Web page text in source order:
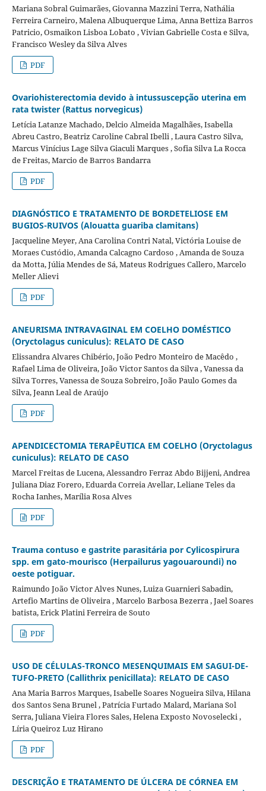
Mariana Sobral Guimarães, Giovanna Mazzini Terra, Nathália
Ferreira Carneiro, Malena Albuquerque Lima, Anna Bettiza Barros
Patricio, Osmaikon Lisboa Lobato , Vivian Gabrielle Costa e Silva,
Francisco Wesley da Silva Alves
PDF
Ovariohisterectomia devido à intussuscepção uterina em
rata twister (Rattus norvegicus)
Letícia Latanze Machado, Delcio Almeida Magalhães, Isabella
Abreu Castro, Beatriz Caroline Cabral Ibelli , Laura Castro Silva,
Marcus Vinícius Lage Silva Giaculi Marques , Sofia Silva La Rocca
de Freitas, Marcio de Barros Bandarra
PDF
DIAGNÓSTICO E TRATAMENTO DE BORDETELIOSE EM
BUGIOS-RUIVOS (Alouatta guariba clamitans)
Jacqueline Meyer, Ana Carolina Contri Natal, Victória Louise de
Moraes Custódio, Amanda Calcagno Cardoso , Amanda de Souza
da Motta, Júlia Mendes de Sá, Mateus Rodrigues Callero, Marcelo
Meller Alievi
PDF
ANEURISMA INTRAVAGINAL EM COELHO DOMÉSTICO
(Oryctolagus cuniculus): RELATO DE CASO
Elissandra Alvares Chibério, João Pedro Monteiro de Macêdo ,
Rafael Lima de Oliveira, João Victor Santos da Silva , Vanessa da
Silva Torres, Vanessa de Souza Sobreiro, João Paulo Gomes da
Silva, Jeann Leal de Araújo
PDF
APENDICECTOMIA TERAPÊUTICA EM COELHO (Oryctolagus
cuniculus): RELATO DE CASO
Marcel Freitas de Lucena, Alessandro Ferraz Abdo Bijjeni, Andrea
Juliana Diaz Forero, Eduarda Correia Avellar, Leliane Teles da
Rocha Ianhes, Marília Rosa Alves
PDF
Trauma contuso e gastrite parasitária por Cylicospirura
spp. em gato-mourisco (Herpailurus yagouaroundi) no
oeste potiguar.
Raimundo João Victor Alves Nunes, Luiza Guarnieri Sabadin,
Artefio Martins de Oliveira , Marcelo Barbosa Bezerra , Jael Soares
batista, Erick Platini Ferreira de Souto
PDF
USO DE CÉLULAS-TRONCO MESENQUIMAIS EM SAGUI-DE-
TUFO-PRETO (Callithrix penicillata): RELATO DE CASO
Ana Maria Barros Marques, Isabelle Soares Nogueira Silva, Hilana
dos Santos Sena Brunel , Patrícia Furtado Malard, Mariana Sol
Serra, Juliana Vieira Flores Sales, Helena Exposto Novoselecki ,
Líria Queiroz Luz Hirano
PDF
DESCRIÇÃO E TRATAMENTO DE ÚLCERA DE CÓRNEA EM